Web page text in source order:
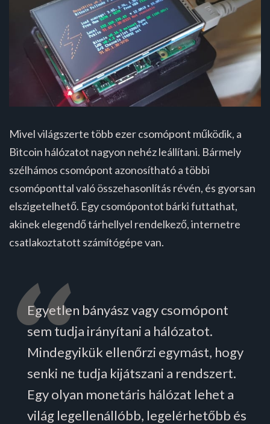
Mivel világszerte több ezer csomópont működik, a
Bitcoin hálózatot nagyon nehéz leállítani. Bármely
szélhámos csomópont azonosítható a többi
csomóponttal való összehasonlítás révén, és gyorsan
elszigetelhető. Egy csomópontot bárki futtathat,
akinek elegendő tárhellyel rendelkező, internetre
csatlakoztatott számítógépe van.
Egyetlen bányász vagy csomópont
sem tudja irányítani a hálózatot.
Mindegyikük ellenőrzi egymást, hogy
senki ne tudja kijátszani a rendszert.
Egy olyan monetáris hálózat lehet a
világ legellenállóbb, legelérhetőbb és